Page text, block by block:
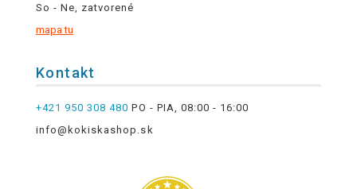
So - Ne, zatvorené
mapa tu
Kontakt
+421 950 308 480 PO - PIA, 08:00 - 16:00
info@kokiskashop.sk